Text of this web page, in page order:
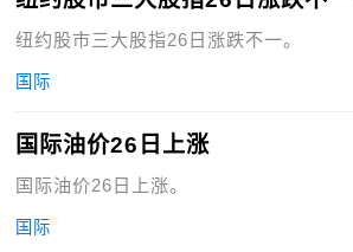
纽约股市三大股指26日涨跌不一。
国际
国际油价26日上涨
国际油价26日上涨。
国际